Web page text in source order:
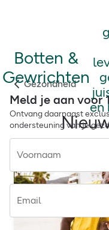
Botten &
Gewrichten
en
Gezondheid
Meld je aan voor
Ontvang daarnaast
ondersteuning van je
Voornaam
Email